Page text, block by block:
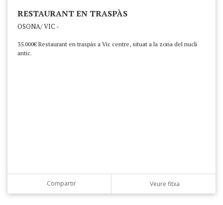
RESTAURANT EN TRASPÀS
OSONA/ VIC -
35.000€ Restaurant en traspàs a Vic centre, situat a la zona del nucli
antic.
Compartir Veure fitxa